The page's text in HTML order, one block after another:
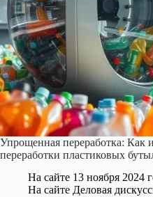
Упрощенная переработка: Как
переработки пластиковых
На сайте 13 ноября 2024
На сайте Деловая